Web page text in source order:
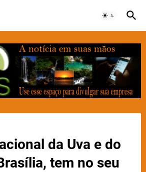
da Uva e do
tem no seu